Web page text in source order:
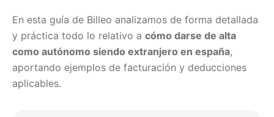
En esta guía de Billeo analizamos de forma detallada
y práctica todo lo relativo a cómo darse de alta
como autónomo siendo extranjero en españa,
aportando ejemplos de facturación y deducciones
aplicables.